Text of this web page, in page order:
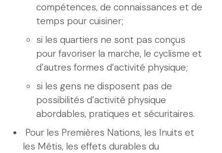
compétences, de connaissances et de
temps pour cuisiner;
si les quartiers ne sont pas conçus
pour favoriser la marche, le cyclisme et
d’autres formes d’activité physique;
si les gens ne disposent pas de
possibilités d’activité physique
abordables, pratiques et sécuritaires.
Pour les Premières Nations, les Inuits et
les Métis, les effets durables du